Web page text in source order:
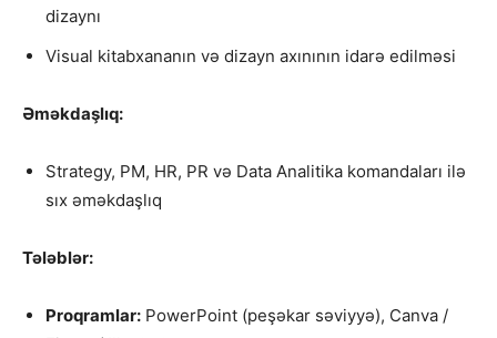
dizaynı
Visual kitabxananın və dizayn axınının idarə edilməsi
Əməkdaşlıq:
Strategy, PM, HR, PR və Data Analitika komandaları ilə
sıx əməkdaşlıq
Tələblər:
Proqramlar: PowerPoint (peşəkar səviyyə), Canva /